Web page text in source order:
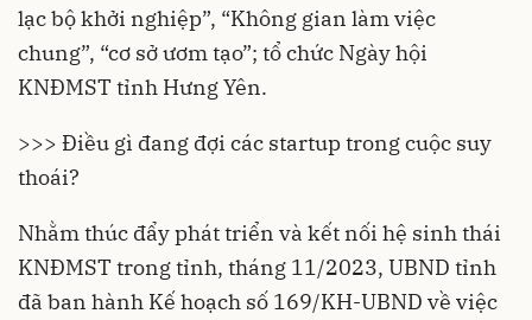
lạc bộkhởi nghiệp”, “Không gian làm việc
chung”, “cơ sở ươm tạo”; tổ chức Ngày hội
KNĐMST tỉnh Hưng Yên.
>>> Điều gì đang đợi các startup trong cuộc suy
thoái?
Nhằm thúc đẩy phát triển và kết nối hệ sinh thái
KNĐMST trong tỉnh, tháng 11/2023, UBND tỉnh
đã ban hành Kế hoạch số 169/KH-UBND về việc